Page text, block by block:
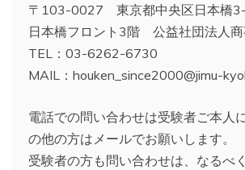
〒103-0027 東京都中央区日本橋
日本橋フロント3階 公益社団法人商
TEL：03-6262-6730
MAIL：houken_since2000@jimu-
電話での問い合わせは受験者ご本人
の他の方はメールでお願いします。
受験者の方も問い合わせは、なるべ